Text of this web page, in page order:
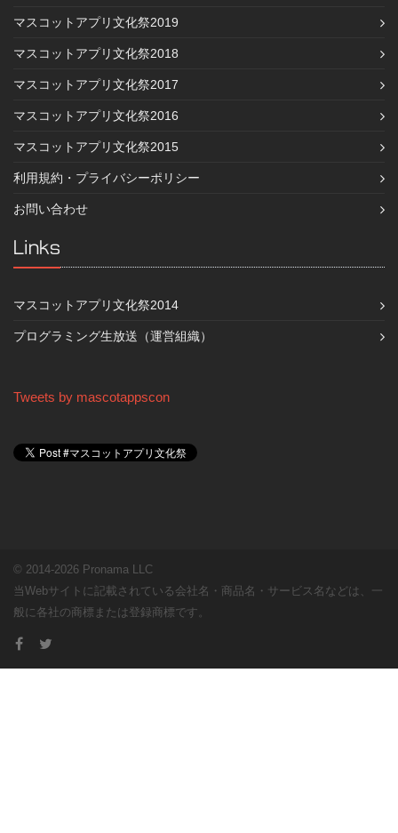
マスコットアプリ文化祭2019
マスコットアプリ文化祭2018
マスコットアプリ文化祭2017
マスコットアプリ文化祭2016
マスコットアプリ文化祭2015
利用規約・プライバシーポリシー
お問い合わせ
Links
マスコットアプリ文化祭2014
プログラミング生放送（運営組織）
Tweets by mascotappscon
© 2014-2026 Pronama LLC
当Webサイトに記載されている会社名・商品名・サービス名などは、一
般に各社の商標または登録商標です。